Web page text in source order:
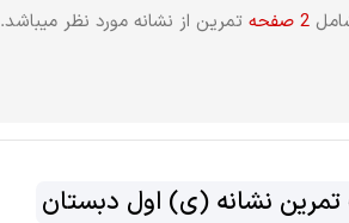
2 صفحه تمرین از نشانه مورد نظر میباشد.
تمرین نشانه (ی) اول دبستان